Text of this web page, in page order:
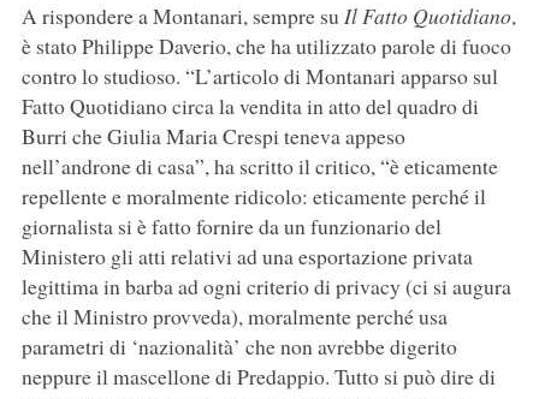
A rispondere a Montanari, sempre suIl Fatto Quotidiano,
è stato Philippe Daverio, che ha utilizzato parole di fuoco
contro lo studioso. “L’articolo di Montanari apparso sul
Fatto Quotidiano circa la vendita in atto del quadro di
Burri che Giulia Maria Crespi teneva appeso
nell’androne di casa”, ha scritto il critico, “è eticamente
repellente e moralmente ridicolo: eticamente perché il
giornalista si è fatto fornire da un funzionario del
Ministero gli atti relativi ad una esportazione privata
legittima in barba ad ogni criterio di privacy (ci si augura
che il Ministro provveda), moralmente perché usa
parametri di ‘nazionalità’ che non avrebbe digerito
neppure il mascellone di Predappio. Tutto si può dire di